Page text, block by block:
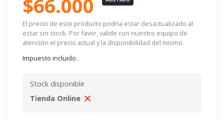
$66.000
El precio de este producto podría estar desactualizado al
estar sin stock. Por favor, valide con nuestro equipo de
atención el precio actual y la disponibilidad del mismo.
Impuesto incluido.
Stock disponible
Tienda Online